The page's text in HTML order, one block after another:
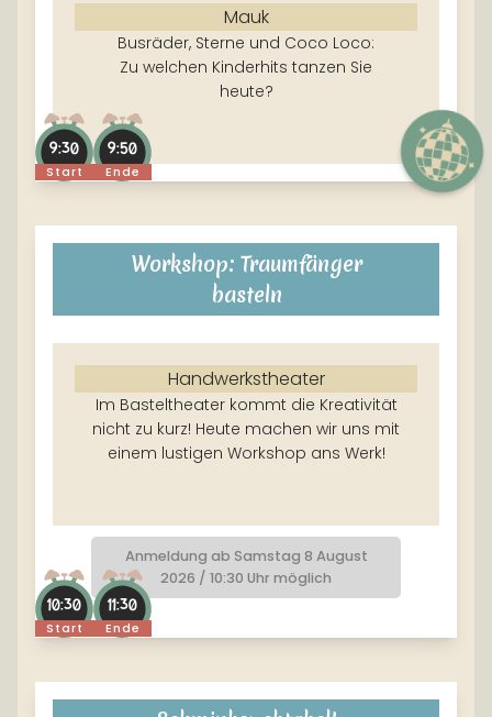
Mauk
Busräder, Sterne und Coco Loco:
Zu welchen Kinderhits tanzen Sie
heute?
Start
9:30
Ende
9:50
Workshop: Traumfänger
basteln
Handwerkstheater
Im Basteltheater kommt die Kreativität
nicht zu kurz! Heute machen wir uns mit
einem lustigen Workshop ans Werk!
Anmeldung ab Samstag 8 August
2026 / 10:30 Uhr möglich
Start
10:30
Ende
11:30